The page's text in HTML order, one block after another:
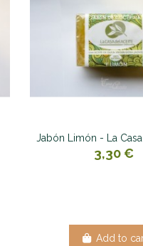
Jabón Limón - La
3,30 €
Add to